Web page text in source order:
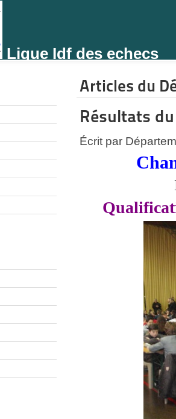
Ligue Idf des echecs
Articles du
Résultats
Écrit par